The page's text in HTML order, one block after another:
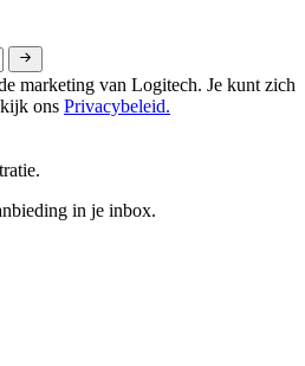
marketing van Logitech. Je kunt zich
ons Privacybeleid.
in je inbox.